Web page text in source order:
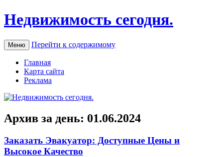
Недвижимость сегодня.
Меню Перейти к содержимому
Главная
Карта сайта
Реклама
Архив за день: 01.06.2024
Заказать Эвакуатор: Доступные Цены и
Высокое Качество